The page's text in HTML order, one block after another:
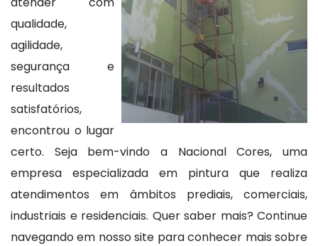
qualidade,
agilidade,
segurança e
resultados
satisfatórios,
encontrou o lugar
certo. Seja bem-vindo a Nacional Cores, uma
empresa especializada em pintura que realiza
atendimentos em âmbitos prediais, comerciais,
industriais e residenciais. Quer saber mais? Continue
navegando em nosso site para conhecer mais sobre